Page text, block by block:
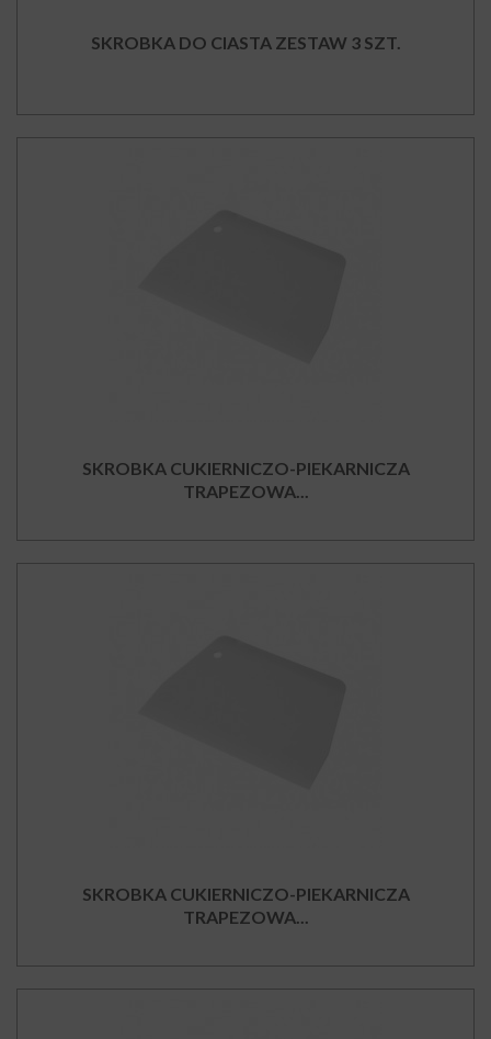
SKROBKA DO CIASTA ZESTAW 3 SZT.
SKROBKA CUKIERNICZO-PIEKARNICZA
TRAPEZOWA...
SKROBKA CUKIERNICZO-PIEKARNICZA
TRAPEZOWA...